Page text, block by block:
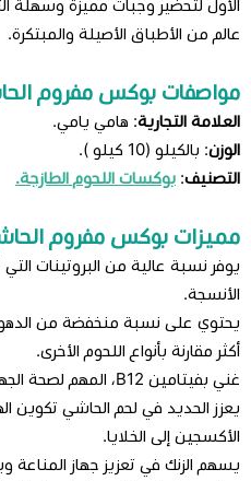
الأول لتحضير وجبات مميزة وسهلة
عالم من الأطباق الأصيلة والمبتكرة.
مواصفات بوكس مفروم
العلامة التجارية: هامي يامي.
الوزن: بالكيلو (10 كيلو ).
التصنيف: بوكسات اللحوم الطازجة.
مميزات بوكس مفروم
يوفر نسبة عالية من البروتينات
الأنسجة.
يحتوي على نسبة منخفضة من
أكثر مقارنة بأنواع اللحوم الأخرى.
غني بفيتامين B12، المهم لصحة الجهاز العصبي وإنتاج خلايا الدم الحمراء.
يعزز الحديد في لحم الحاشي تكوين
الأكسجين إلى الخلايا.
يسهم الزنك في تعزيز جهاز المناعة